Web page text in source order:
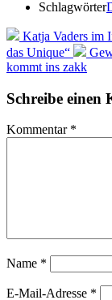
Schlagwörter
Katja Vaders im
das Unique“
kommt ins zakk
Schreibe einen
Kommentar *
Name *
E-Mail-Adresse *